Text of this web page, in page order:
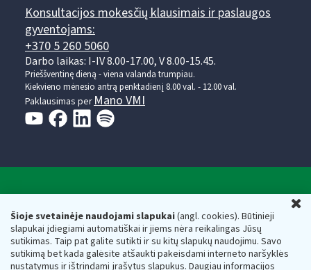
Šioje svetainėje naudojami slapukai(angl. cookies). Būtinieji
slapukai įdiegiami automatiškai ir jiems nėra reikalingas Jūsų
sutikimas. Taip pat galite sutikti ir su kitų slapukų naudojimu. Savo
sutikimą bet kada galėsite atšaukti pakeisdami interneto naršyklės
nustatymus ir ištrindami įrašytus slapukus. Daugiau informacijos
Konsultacijos mokesčių klausimais ir paslaugos
gyventojams:
+370 5 260 5060
Darbo laikas: I-IV 8.00-17.00, V 8.00-15.45.
Prieššventinę dieną - viena valanda trumpiau.
Kiekvieno mėnesio antrą penktadienį 8.00 val. - 12.00 val.
Paklausimas per Mano VMI
Respublikos finansų ministerijos
Biudžetinė įstaiga. Juridinio asmens kodas — 188659752,
adresas: Vasario 16-osios g. 14, 01107 Vilnius, Lietuva, el.paštas:
vmi@vmi.lt, E. pristatymo dėžutės adresas 188659752